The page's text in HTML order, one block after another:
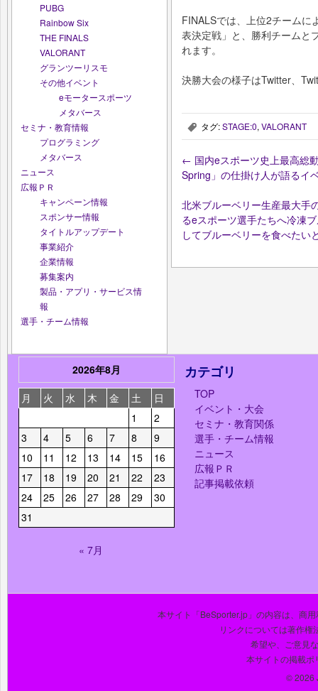
PUBG
Rainbow Six
THE FINALS
VALORANT
グランツーリスモ
その他イベント
eモータースポーツ
メタバース
セミナ・教育情報
プログラミング
メタバース
ニュース
広報ＰＲ
キャンペーン情報
スポンサー情報
タイトルアップデート
事業紹介
企業情報
募集案内
製品・アプリ・サービス情
報
選手・チーム情報
FINALSでは、上位2チームに
表決定戦」と、勝利チームと
れます。
決勝大会の様子はTwitter、
, タグ:STAGE:0, VALORANT
← 国内eスポーツ史上最高総
Spring」の仕掛け人が語るイ
北米ブルーベリー生産最大手
るeスポーツ選手たちへ冷凍
してブルーベリーを食べたい
2026年8月
月
火 水 木 金 土
日
1
2
3
4 5 6 7 8
9
10
11 12 13 14 15
16
17
18 19 20 21 22
23
24
25 26 27 28 29
30
31
« 7月
カテゴリ
TOP
イベント・大会
セミナ・教育関係
選手・チーム情報
ニュース
広報ＰＲ
記事掲載依頼
本サイト「BeSporter.jp」の内容は、商
リンクについては著作権
希望や、ご意見
本サイトの掲載ポ
© 2026